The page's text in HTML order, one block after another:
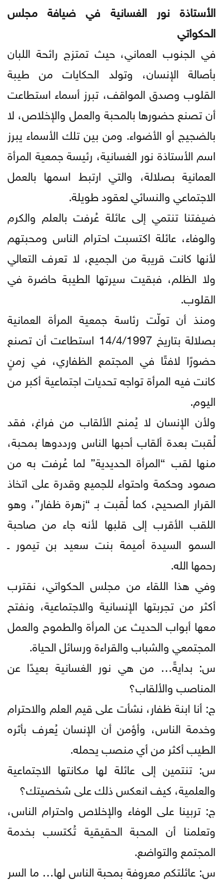
الأستاذة نور الغسانية في ضيافة مجلس
الحكواتي
في الجنوب العماني، حيث تمتزج رائحة اللبان
بأصالة الإنسان، وتولد الحكايات من طيبة
القلوب وصدق المواقف، تبرز أسماء استطاعت
أن تصنع حضورها بالمحبة والعمل والإخلاص، لا
بالضجيج أو الأضواء. ومن بين تلك الأسماء يبرز
اسم الأستاذة نور الغسانية، رئيسة جمعية المرأة
العمانية بصلالة، والتي ارتبط اسمها بالعمل
الاجتماعي والنسائي لعقود طويلة.
ضيفتنا تنتمي إلى عائلة عُرفت بالعلم والكرم
والوفاء، عائلة اكتسبت احترام الناس ومحبتهم
لأنها كانت قريبة من الجميع، لا تعرف التعالي
ولا الظلم، فبقيت سيرتها الطيبة حاضرة في
القلوب.
ومنذ أن تولّت رئاسة جمعية المرأة العمانية
بصلالة بتاريخ 14/4/1997 استطاعت أن تصنع
حضورًا لافتًا في المجتمع الظفاري، في زمنٍ
كانت فيه المرأة تواجه تحديات اجتماعية أكبر من
اليوم.
ولأن الإنسان لا يُمنح الألقاب من فراغ، فقد
لُقبت بعدة ألقاب أحبها الناس ورددوها بمحبة،
منها لقب “المرأة الحديدية” لما عُرفت به من
صمود وحكمة واحتواء للجميع وقدرة على اتخاذ
القرار الصحيح، كما لُقبت بـ “زهرة ظفار”، وهو
اللقب الأقرب إلى قلبها لأنه جاء من صاحبة
السمو السيدة أميمة بنت سعيد بن تيمور ـ
رحمها الله.
وفي هذا اللقاء من مجلس الحكواتي، نقترب
أكثر من تجربتها الإنسانية والاجتماعية، ونفتح
معها أبواب الحديث عن المرأة والطموح والعمل
المجتمعي والشباب والقراءة ورسائل الحياة.
س: بدايةً… من هي نور الغسانية بعيدًا عن
المناصب والألقاب؟
ج: أنا ابنة ظفار، نشأت على قيم العلم والاحترام
وخدمة الناس، وأؤمن أن الإنسان يُعرف بأثره
الطيب أكثر من أي منصب يحمله.
س: تنتمين إلى عائلة لها مكانتها الاجتماعية
والعلمية، كيف انعكس ذلك على شخصيتك؟
ج: تربينا على الوفاء والإخلاص واحترام الناس،
وتعلمنا أن المحبة الحقيقية تُكتسب بخدمة
المجتمع والتواضع.
س: عائلتكم معروفة بمحبة الناس لها… ما السر